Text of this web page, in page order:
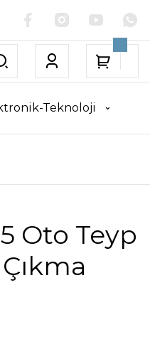
Teknoloji
Oto Teyp